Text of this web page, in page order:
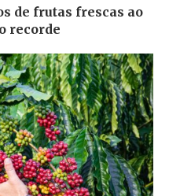
de frutas frescas ao
recorde